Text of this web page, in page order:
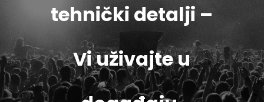
tehnički detalji –
Vi uživajte u